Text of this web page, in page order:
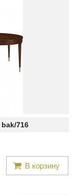
bak/716
В корзину